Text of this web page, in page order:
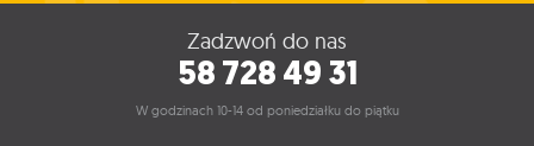
Zadzwoń do nas
58 728 49 31
W godzinach 10-14 od poniedziałku do piątku